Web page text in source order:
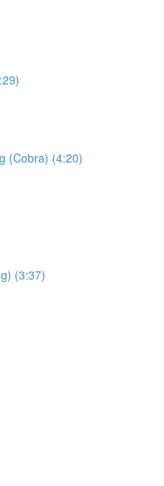
(Cobra) (4:20)
(3:37)